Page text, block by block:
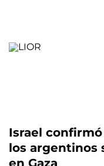
Israel
los argentinos